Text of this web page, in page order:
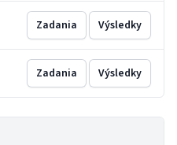
Zadania Výsledky
Zadania Výsledky